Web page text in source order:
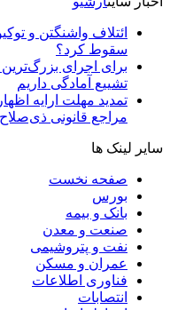
ائتلاف واشنگتن و
سقوط کرد؟
برای اجرای
تشییع آمادگی داریم
تمدید مهلت ارایه
مراجع قانونی ذی‌‏صلاح
سایر لینک ها
صفحه نخست
بورس
بانک و بیمه
صنعت و معدن
نفت و پتروشیمی
عمران و مسکن
فناوری اطلاعات
انتصابات